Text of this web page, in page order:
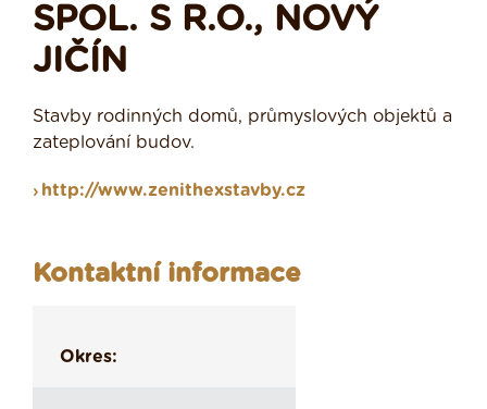
SPOL. S R.O., NOVÝ
JIČÍN
Stavby rodinných domů, průmyslových objektů a
zateplování budov.
http://www.zenithexstavby.cz
Kontaktní informace
Okres: